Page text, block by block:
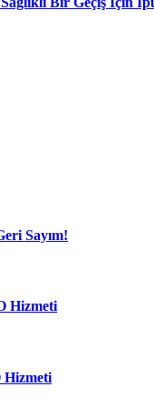
Sayım!
Hizmeti
Hizmeti